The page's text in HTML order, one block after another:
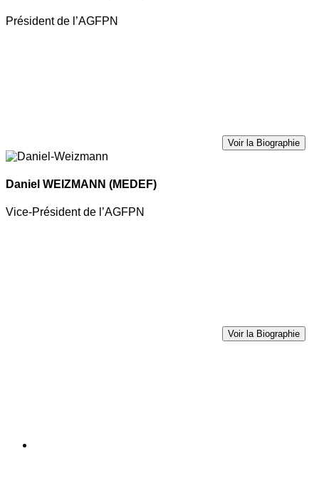
Président de l’AGFPN
Voir la Biographie
Daniel WEIZMANN (MEDEF)
Vice-Président de l’AGFPN
Voir la Biographie